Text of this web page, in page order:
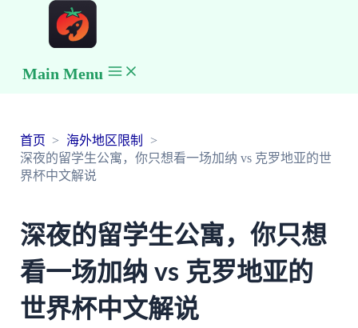
Main Menu
首页
海外地区限制
深夜的留学生公寓，你只想看一场加纳 vs 克罗地亚的世
界杯中文解说
深夜的留学生公寓，你只想
看一场加纳 vs 克罗地亚的
世界杯中文解说